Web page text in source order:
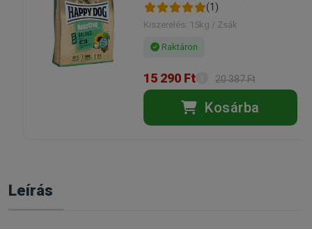
(1)
Kiszerelés: 15kg / Zsák
Raktáron
15 290 Ft 20 387 Ft
Kosárba
Leírás